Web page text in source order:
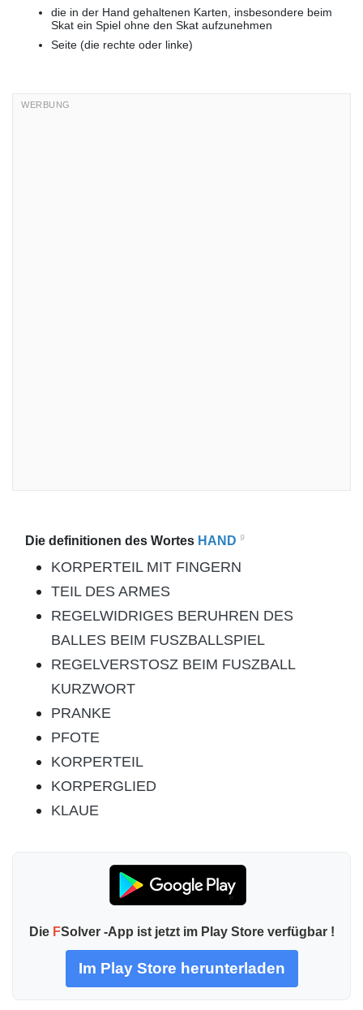
die in der Hand gehaltenen Karten, insbesondere beim
Skat ein Spiel ohne den Skat aufzunehmen
Seite (die rechte oder linke)
Die definitionen des Wortes HAND 9
KORPERTEIL MIT FINGERN
TEIL DES ARMES
REGELWIDRIGES BERUHREN DES
BALLES BEIM FUSZBALLSPIEL
REGELVERSTOSZ BEIM FUSZBALL
KURZWORT
PRANKE
PFOTE
KORPERTEIL
KORPERGLIED
KLAUE
Die FSolver -App ist jetzt im Play Store verfügbar !
Im Play Store herunterladen